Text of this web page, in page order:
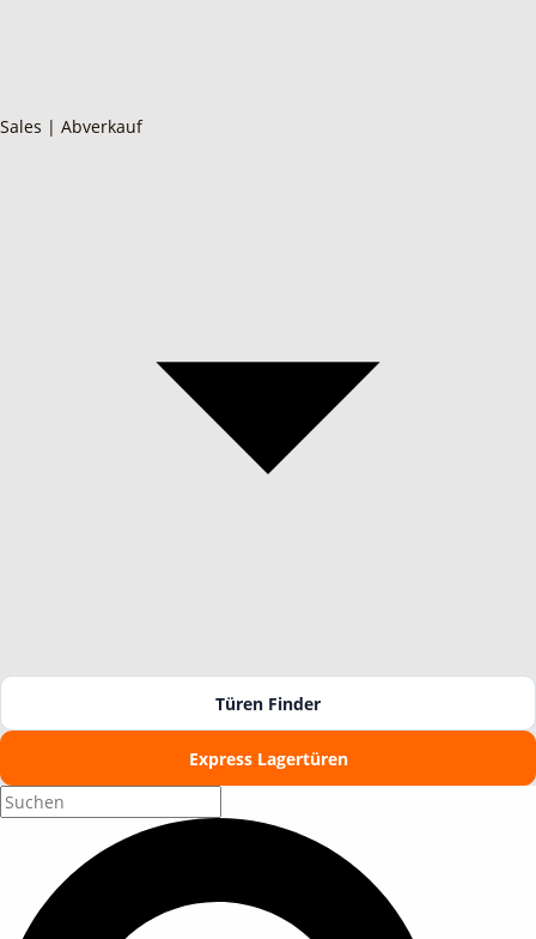
Sales | Abverkauf
Türen Finder
Express Lagertüren